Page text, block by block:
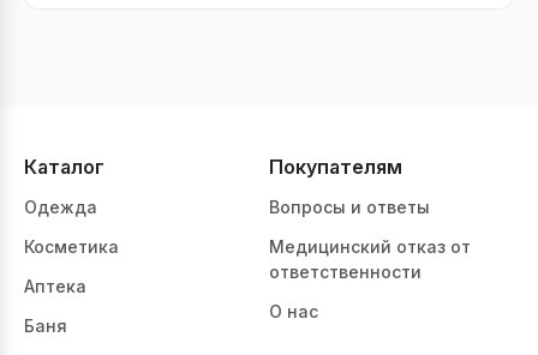
Каталог
Одежда
Косметика
Аптека
Баня
Покупателям
Вопросы и ответы
Медицинский отказ от
ответственности
О нас